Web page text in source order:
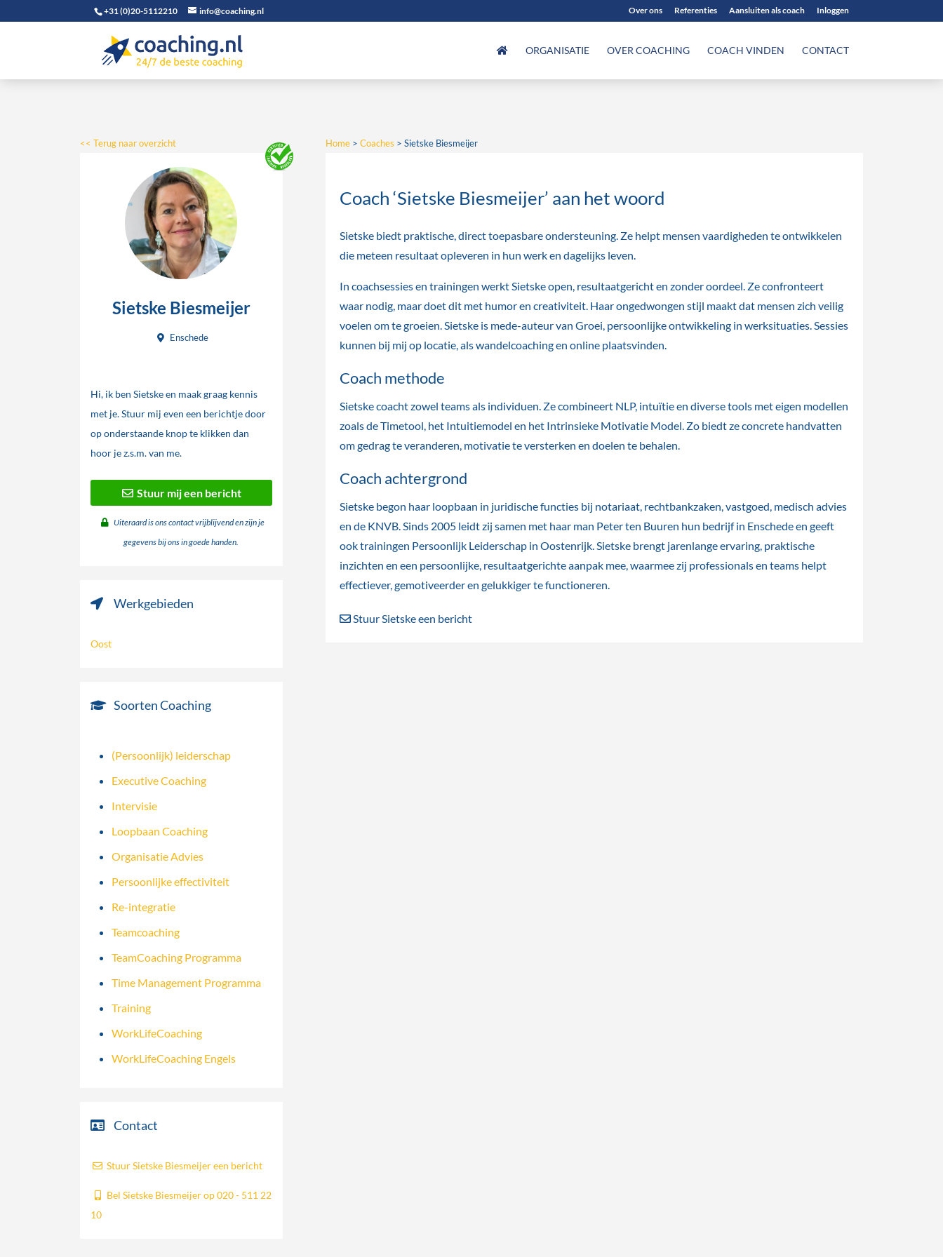
+31 (0)20-5112210 info@coaching.nl Over ons Referenties Aansluiten als coach Inloggen
ORGANISATIE OVER COACHING COACH VINDEN CONTACT
<< Terug naar overzicht Home >Coaches >Sietske Biesmeijer
Coach ‘Sietske Biesmeijer’ aan het woord
Sietske biedt praktische, direct toepasbare ondersteuning. Ze helpt mensen vaardigheden te ontwikkelen
die meteen resultaat opleveren in hun werk en dagelijks leven.
In coachsessies en trainingen werkt Sietske open, resultaatgericht en zonder oordeel. Ze confronteert
waar nodig, maar doet dit met humor en creativiteit. Haar ongedwongen stijl maakt dat mensen zich veilig
voelen om te groeien. Sietske is mede-auteur van Groei, persoonlijke ontwikkeling in werksituaties. Sessies
kunnen bij mij op locatie, als wandelcoaching en online plaatsvinden.
Coach methode
Sietske coacht zowel teams als individuen. Ze combineert NLP, intuïtie en diverse tools met eigen modellen
zoals de Timetool, het Intuitiemodel en het Intrinsieke Motivatie Model. Zo biedt ze concrete handvatten
om gedrag te veranderen, motivatie te versterken en doelen te behalen.
Coach achtergrond
Sietske begon haar loopbaan in juridische functies bij notariaat, rechtbankzaken, vastgoed, medisch advies
en de KNVB. Sinds 2005 leidt zij samen met haar man Peter ten Buuren hun bedrijf in Enschede en geeft
ook trainingen Persoonlijk Leiderschap in Oostenrijk. Sietske brengt jarenlange ervaring, praktische
inzichten en een persoonlijke, resultaatgerichte aanpak mee, waarmee zij professionals en teams helpt
effectiever, gemotiveerder en gelukkiger te functioneren.
Stuur Sietske een bericht
Sietske Biesmeijer
Enschede
Hi, ik ben Sietske en maak graag kennis
met je. Stuur mij even een berichtje door
op onderstaande knop te klikken dan
hoor je z.s.m. van me.
Stuur mij een bericht
Uiteraard is ons contact vrijblijvend en zijn je
gegevens bij ons in goede handen.
Werkgebieden
Oost
Soorten Coaching
(Persoonlijk) leiderschap
Executive Coaching
Intervisie
Loopbaan Coaching
Organisatie Advies
Persoonlijke effectiviteit
Re-integratie
Teamcoaching
TeamCoaching Programma
Time Management Programma
Training
WorkLifeCoaching
WorkLifeCoaching Engels
Contact
Stuur Sietske Biesmeijer een bericht
Bel Sietske Biesmeijer op 020 - 511 22
10